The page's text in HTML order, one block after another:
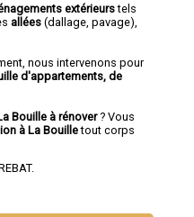
extérieurstels
allées (dallage, pavage),
nous intervenons pour
d'appartements, de
Bouille à rénover? Vous
à La Bouilletout corps